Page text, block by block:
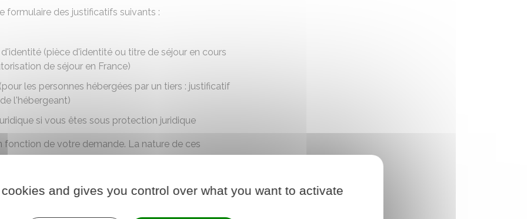
des justificatifs suivants :
(pièce d'identité ou titre de séjour en cours
de séjour en France)
les personnes hébergées par un tiers : justificatif
l'hébergeant)
si vous êtes sous protection juridique
de votre demande. La nature de ces
doit être envoyé à la MDPH de votre lieu de
avec avis de réception.
délai de 4 mois. Si vous ne recevez pas de réponse
and gives you control over what you want to activate